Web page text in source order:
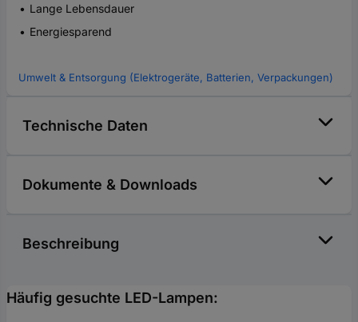
Lange Lebensdauer
Energiesparend
Umwelt & Entsorgung (Elektrogeräte, Batterien, Verpackungen)
Technische Daten
Dokumente & Downloads
Beschreibung
Häufig gesuchte LED-Lampen: